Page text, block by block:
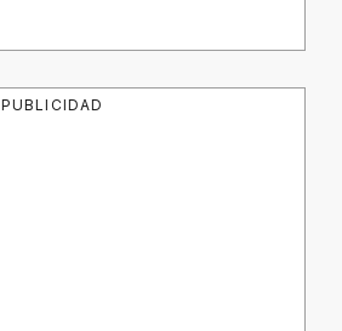
PUBLICIDAD